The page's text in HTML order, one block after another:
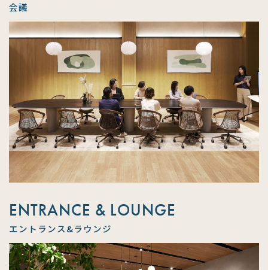
会議
ENTRANCE & LOUNGE
エントランス&ラウンジ